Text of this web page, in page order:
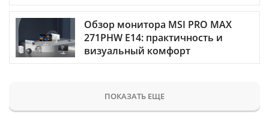
Обзор монитора MSI PRO MAX
271PHW E14: практичность и
визуальный комфорт
ПОКАЗАТЬ ЕЩЕ